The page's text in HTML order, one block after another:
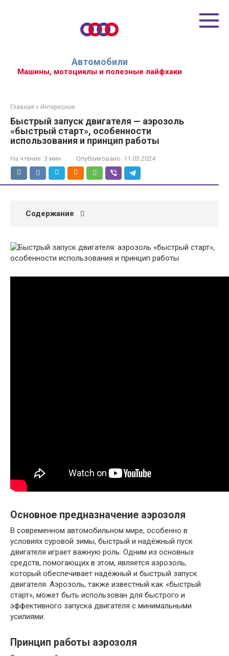
Автомобили
Машины, мотоциклы и полезные лайфхаки
Главная » Интересное
Быстрый запуск двигателя — аэрозоль
«быстрый старт», особенности
использования и принцип работы
На чтение: 3 мин Опубликовано: 11.03.2024
Содержание
Основное предназначение аэрозоля
В современном автомобильном мире, особенно в
условиях суровой зимы, быстрый и надёжный пуск
двигателя играет важную роль. Одним из основных
средств, помогающих в этом, является аэрозоль,
который обеспечивает надёжный и быстрый запуск
двигателя. Аэрозоль, также известный как «быстрый
старт», может быть использован для быстрого и
эффективного запуска двигателя с минимальными
усилиями.
Принцип работы аэрозоля